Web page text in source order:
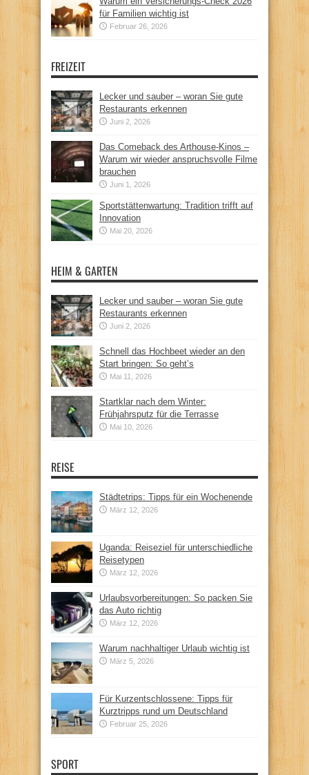
für Familien wichtig ist
Februar 26, 2026
FREIZEIT
Lecker und sauber – woran Sie gute
Restaurants erkennen
Juni 2, 2026
Das Comeback des Arthouse-Kinos –
Warum wir wieder anspruchsvolle Filme
brauchen
Juni 1, 2026
Sportstättenwartung: Tradition trifft auf
Innovation
Mai 20, 2026
HEIM & GARTEN
Lecker und sauber – woran Sie gute
Restaurants erkennen
Juni 2, 2026
Schnell das Hochbeet wieder an den
Start bringen: So geht’s
Mai 11, 2026
Startklar nach dem Winter:
Frühjahrsputz für die Terrasse
Mai 10, 2026
REISE
Städtetrips: Tipps für ein Wochenende
März 12, 2026
Uganda: Reiseziel für unterschiedliche
Reisetypen
März 12, 2026
Urlaubsvorbereitungen: So packen Sie
das Auto richtig
März 12, 2026
Warum nachhaltiger Urlaub wichtig ist
März 5, 2026
Für Kurzentschlossene: Tipps für
Kurztripps rund um Deutschland
Februar 25, 2026
SPORT